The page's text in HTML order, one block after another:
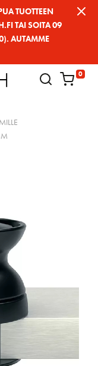
TUOTTEEN
TAI SOITA 09
AUTAMME
0